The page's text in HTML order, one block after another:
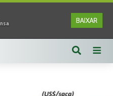
BAIXAR